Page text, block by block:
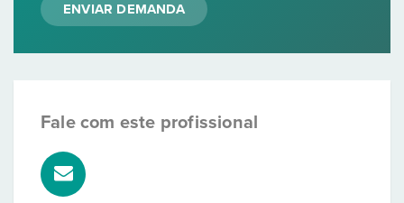
ENVIAR DEMANDA
Fale com este profissional